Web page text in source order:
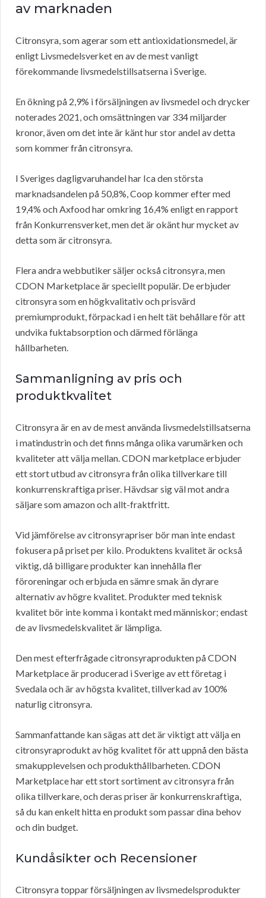
av marknaden
Citronsyra, som agerar som ett antioxidationsmedel, är
enligt Livsmedelsverket en av de mest vanligt
förekommande livsmedelstillsatserna i Sverige.
En ökning på 2,9% i försäljningen av livsmedel och drycker
noterades 2021, och omsättningen var 334 miljarder
kronor, även om det inte är känt hur stor andel av detta
som kommer från citronsyra.
I Sveriges dagligvaruhandel har Ica den största
marknadsandelen på 50,8%, Coop kommer efter med
19,4% och Axfood har omkring 16,4% enligt en rapport
från Konkurrensverket, men det är okänt hur mycket av
detta som är citronsyra.
Flera andra webbutiker säljer också citronsyra, men
CDON Marketplace är speciellt populär. De erbjuder
citronsyra som en högkvalitativ och prisvärd
premiumprodukt, förpackad i en helt tät behållare för att
undvika fuktabsorption och därmed förlänga
hållbarheten.
Sammanligning av pris och
produktkvalitet
Citronsyra är en av de mest använda livsmedelstillsatserna
i matindustrin och det finns många olika varumärken och
kvaliteter att välja mellan. CDON marketplace erbjuder
ett stort utbud av citronsyra från olika tillverkare till
konkurrenskraftiga priser. Hävdsar sig väl mot andra
säljare som amazon och allt-fraktfritt.
Vid jämförelse av citronsyrapriser bör man inte endast
fokusera på priset per kilo. Produktens kvalitet är också
viktig, då billigare produkter kan innehålla fler
föroreningar och erbjuda en sämre smak än dyrare
alternativ av högre kvalitet. Produkter med teknisk
kvalitet bör inte komma i kontakt med människor; endast
de av livsmedelskvalitet är lämpliga.
Den mest efterfrågade citronsyraprodukten på CDON
Marketplace är producerad i Sverige av ett företag i
Svedala och är av högsta kvalitet, tillverkad av 100%
naturlig citronsyra.
Sammanfattande kan sägas att det är viktigt att välja en
citronsyraprodukt av hög kvalitet för att uppnå den bästa
smakupplevelsen och produkthållbarheten. CDON
Marketplace har ett stort sortiment av citronsyra från
olika tillverkare, och deras priser är konkurrenskraftiga,
så du kan enkelt hitta en produkt som passar dina behov
och din budget.
Kundåsikter och Recensioner
Citronsyra toppar försäljningen av livsmedelsprodukter